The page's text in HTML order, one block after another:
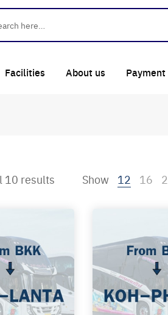
Facilities About us
10 results Show 12 16